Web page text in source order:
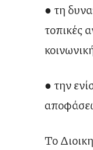
● τη
τοπικές
● την
Το